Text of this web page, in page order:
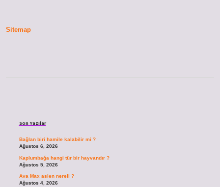
Sitemap
Son Yazılar
Bağlan biri hamile kalabilir mi ?
Ağustos 6, 2026
Kaplumbağa hangi tür bir hayvandır ?
Ağustos 5, 2026
Ava Max aslen nereli ?
Ağustos 4, 2026